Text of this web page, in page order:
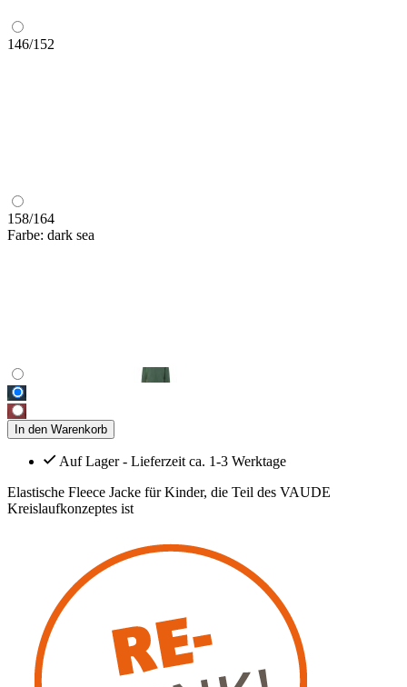
146/152
158/164
Farbe: dark sea
In den Warenkorb
Auf Lager - Lieferzeit ca. 1-3 Werktage
Elastische Fleece Jacke für Kinder, die Teil des VAUDE
Kreislaufkonzeptes ist